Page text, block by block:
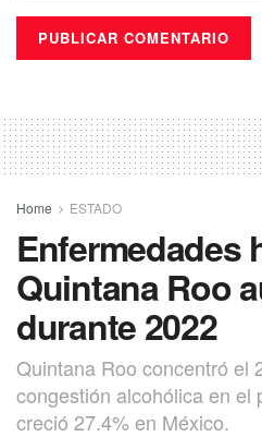
Home ESTADO
Enfermedades
Quintana Roo
durante 2022
Quintana Roo concentró el
congestión alcohólica en el
creció 27.4% en México.